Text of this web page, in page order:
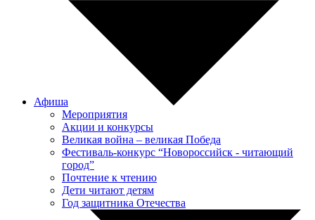
Афиша
Мероприятия
Акции и конкурсы
Великая война – великая Победа
Фестиваль-конкурс “Новороссийск - читающий
город”
Почтение к чтению
Дети читают детям
Год защитника Отечества